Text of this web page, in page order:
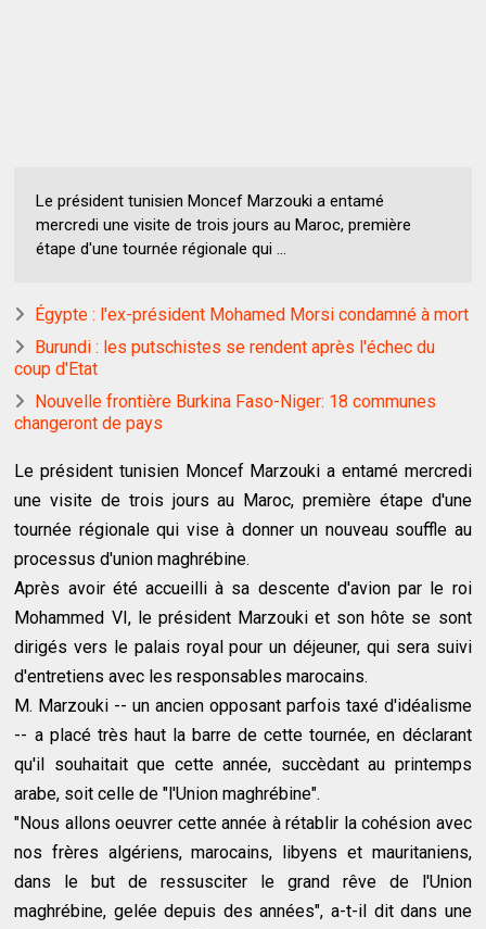
Le président tunisien Moncef Marzouki a entamé
mercredi une visite de trois jours au Maroc, première
étape d'une tournée régionale qui ...
Égypte : l'ex-président Mohamed Morsi condamné à mort
Burundi : les putschistes se rendent après l'échec du
coup d'Etat
Nouvelle frontière Burkina Faso-Niger: 18 communes
changeront de pays
Le président tunisien Moncef Marzouki a entamé mercredi
une visite de trois jours au Maroc, première étape d'une
tournée régionale qui vise à donner un nouveau souffle au
processus d'union maghrébine.
Après avoir été accueilli à sa descente d'avion par le roi
Mohammed VI, le président Marzouki et son hôte se sont
dirigés vers le palais royal pour un déjeuner, qui sera suivi
d'entretiens avec les responsables marocains.
M. Marzouki -- un ancien opposant parfois taxé d'idéalisme
-- a placé très haut la barre de cette tournée, en déclarant
qu'il souhaitait que cette année, succèdant au printemps
arabe, soit celle de "l'Union maghrébine".
"Nous allons oeuvrer cette année à rétablir la cohésion avec
nos frères algériens, marocains, libyens et mauritaniens,
dans le but de ressusciter le grand rêve de l'Union
maghrébine, gelée depuis des années", a-t-il dit dans une